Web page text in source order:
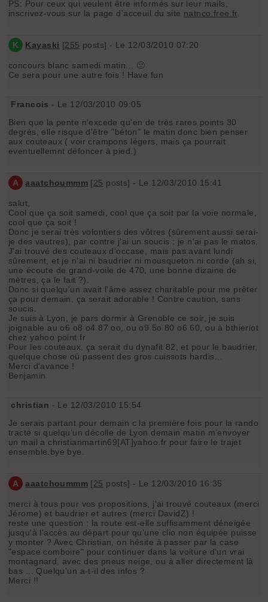
PS: Pour ceux qui veulent être informés sur leur mails,
inscrivez-vous sur la page d'acceuil du site natnco.free.fr
K Kayaski [255 posts] - Le 12/03/2010 07:20
concours blanc samedi matin... 🙁
Ce sera pour une autre fois ! Have fun
Francois - Le 12/03/2010 09:05
Bien que la pente n'excede qu'en de très rares points 30
degrés, elle risque d'être "béton" le matin donc bien penser
aux couteaux ( voir crampons légers, mais ça pourrait
eventuellemnt défoncer à pied.)
A aaatchoummm [25 posts] - Le 12/03/2010 15:41
salut,
Cool que ça soit samedi, cool que ça soit par la voie normale,
cool que ça soit !
Donc je serai très volontiers des vôtres (sûrement aussi serai-
je des vautres), par contre j'ai un soucis : je n'ai pas le matos.
J'ai trouvé des couteaux d'occase, mais pas avant lundi
sûrement, et je n'ai ni baudrier ni mousqueton ni corde (ah si,
une écoute de grand-voile de 470, une bonne dizaine de
mètres, ça le fait ?).
Donc si quelqu'un avait l'âme assez charitable pour me prêter
ça pour demain, ça serait adorable ! Contre caution, sans
soucis.
Je suis à Lyon, je pars dormir à Grenoble ce soir, je suis
joignable au o6 o8 o4 87 oo, ou o9 5o 80 o6 60, ou à bthieriot
chez yahoo point fr
Pour les couteaux, ça serait du dynafit 82, et pour le baudrier,
quelque chose où passent des gros cuissots hardis...
Merci d'avance !
Benjamin
christian - Le 12/03/2010 15:54
Je serais partant pour demain c la première fois pour la rando
tracté si quelqu’un décolle de Lyon demain matin m’envoyer
un mail a christianmartin69[AT]yahoo.fr pour faire le trajet
ensemble.bye bye.
A aaatchoummm [25 posts] - Le 12/03/2010 16:35
merci à tous pour vos propositions, j'ai trouvé couteaux (merci
Jérome) et baudrier et autres (merci DavidZ) !
reste une question : la route est-elle suffisamment déneigée
jusqu'à l'accès au départ pour qu'une clio non équipée puisse
y monter ? Avec Christian, on hésite à passer par la case
"espace comboire" pour continuer dans la voiture d'un vrai
montagnard, avec des pneus neige, ou à aller directement là
bas ... Quelqu'un a-t-il des infos ?
Merci !!